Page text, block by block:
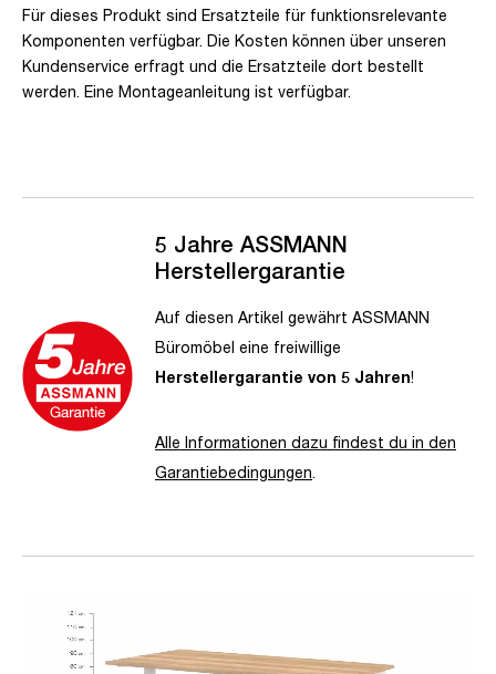
Für dieses Produkt sind Ersatzteile für funktionsrelevante
Komponenten verfügbar. Die Kosten können über unseren
Kundenservice erfragt und die Ersatzteile dort bestellt
werden. Eine Montageanleitung ist verfügbar.
5 Jahre ASSMANN
Herstellergarantie
Auf diesen Artikel gewährt ASSMANN
Büromöbel eine freiwillige
Herstellergarantie von 5 Jahren!
Alle Informationen dazu findest du in den
Garantiebedingungen.